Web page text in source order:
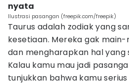
nyata
Ilustrasi pasangan (freepik.com/freepik)
Taurus adalah zodiak yang
kesetiaan. Mereka gak
dan mengharapkan hal yang
Kalau kamu mau jadi
tunjukkan bahwa kamu